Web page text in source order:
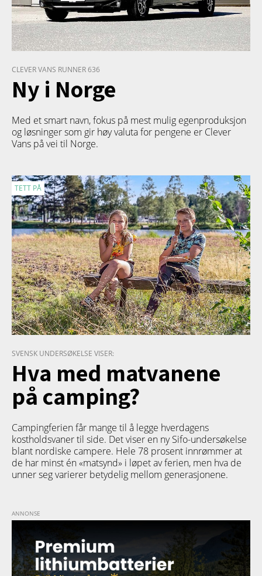
CLEVER VANS RUNNER 636
Ny i Norge
Med et smart navn, fokus på mest mulig egenproduksjon
og løsninger som gir høy valuta for pengene er Clever
Vans på vei til Norge.
TETT PÅ
SVENSK UNDERSØKELSE VISER:
Hva med matvanene
på camping?
Campingferien får mange til å legge hverdagens
kostholdsvaner til side. Det viser en ny Sifo-undersøkelse
blant nordiske campere. Hele 78 prosent innrømmer at
de har minst én «matsynd» i løpet av ferien, men hva de
unner seg varierer betydelig mellom generasjonene.